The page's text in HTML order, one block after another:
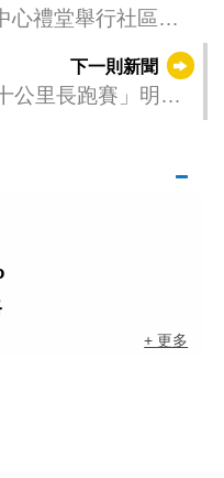
心禮堂舉行社區座
下一則新聞
公里長跑賽」明日
+ 更多